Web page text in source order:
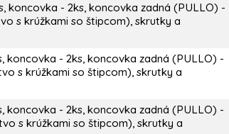
koncovka - 2ks, koncovka zadná (PULLO) -
s krúžkami so štipcom), skrutky a
koncovka - 2ks, koncovka zadná (PULLO) -
s krúžkami so štipcom), skrutky a
koncovka - 2ks, koncovka zadná (PULLO) -
s krúžkami so štipcom), skrutky a